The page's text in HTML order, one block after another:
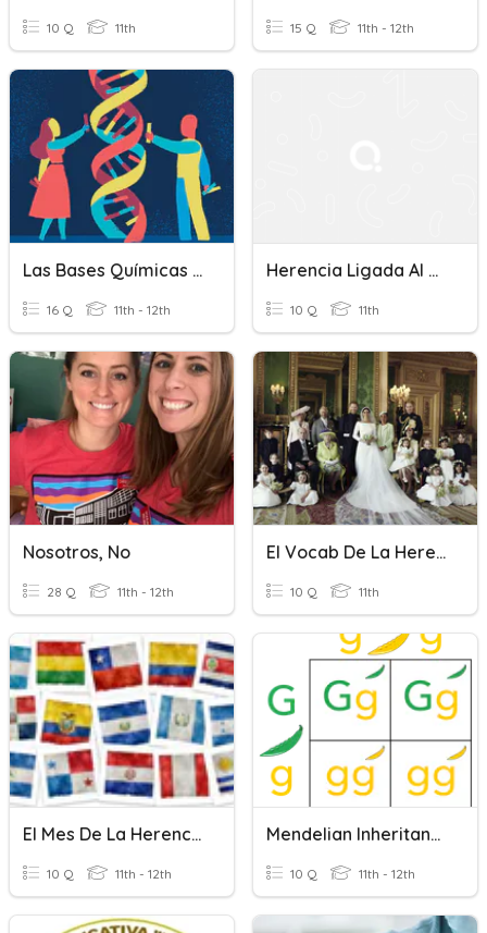
10 Q 11th 15 Q 11th - 12th
Las Bases Químicas Y Las Leyes De La Herencia
16 Q 11th - 12th
Herencia Ligada Al Sexo
10 Q 11th
Nosotros, No
28 Q 11th - 12th
El Vocab De La Herencia
10 Q 11th
El Mes De La Herencia Hispana
10 Q 11th - 12th
Mendelian Inheritance Quiz
10 Q 11th - 12th